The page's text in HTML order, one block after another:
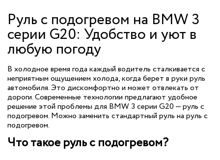
Руль с подогревом на BMW 3
серии G20: Удобство и уют в
любую погоду
В холодное время года каждый водитель сталкивается с
неприятным ощущением холода, когда берет в руки руль
автомобиля. Это дискомфортно и может отвлекать от
дороги. Современные технологии предлагают удобное
решение этой проблемы для BMW 3 серии G20 — руль с
подогревом. Можно заменить стандартный руль на руль с
подогревом.
Что такое руль с подогревом?